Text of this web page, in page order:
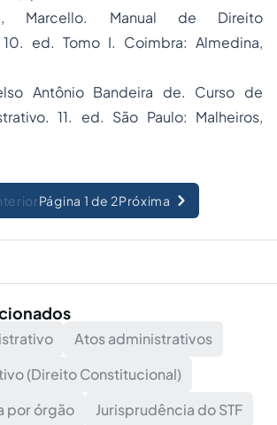
Marcello. Manual de Direito
ed. Tomo I. Coimbra: Almedina,
Antônio Bandeira de. Curso de
11. ed. São Paulo: Malheiros,
Página 1 de 2Próxima
Atos administrativos
(Direito Constitucional)
por órgão
Jurisprudência do STF